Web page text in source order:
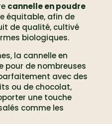
cannelle en poudre
équitable, afin de
de qualité, cultivé
biologiques.
la cannelle en
pour de nombreuses
avec des
ou de chocolat,
une touche
comme les